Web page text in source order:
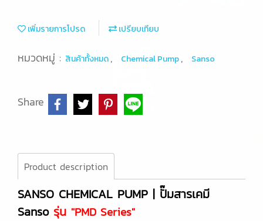
เพิ่มรายการโปรด เปรียบเทียบ
หมวดหมู่ : สินค้าทั้งหมด, Chemical Pump, Sanso
Share
Product description
SANSO CHEMICAL PUMP | ปั๊มสารเคมี
Sanso รุ่น "PMD Series"